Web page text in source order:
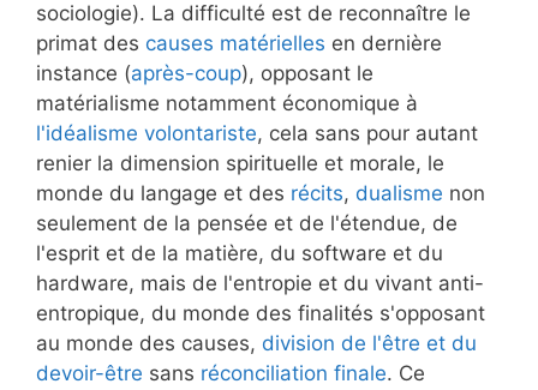
sociologie). La difficulté est de reconnaître le
primat des causes matérielles en dernière
instance (après-coup), opposant le
matérialisme notamment économique à
l'idéalisme volontariste, cela sans pour autant
renier la dimension spirituelle et morale, le
monde du langage et des récits, dualisme non
seulement de la pensée et de l'étendue, de
l'esprit et de la matière, du software et du
hardware, mais de l'entropie et du vivant anti-
entropique, du monde des finalités s'opposant
au monde des causes, division de l'être et du
devoir-être sans réconciliation finale. Ce